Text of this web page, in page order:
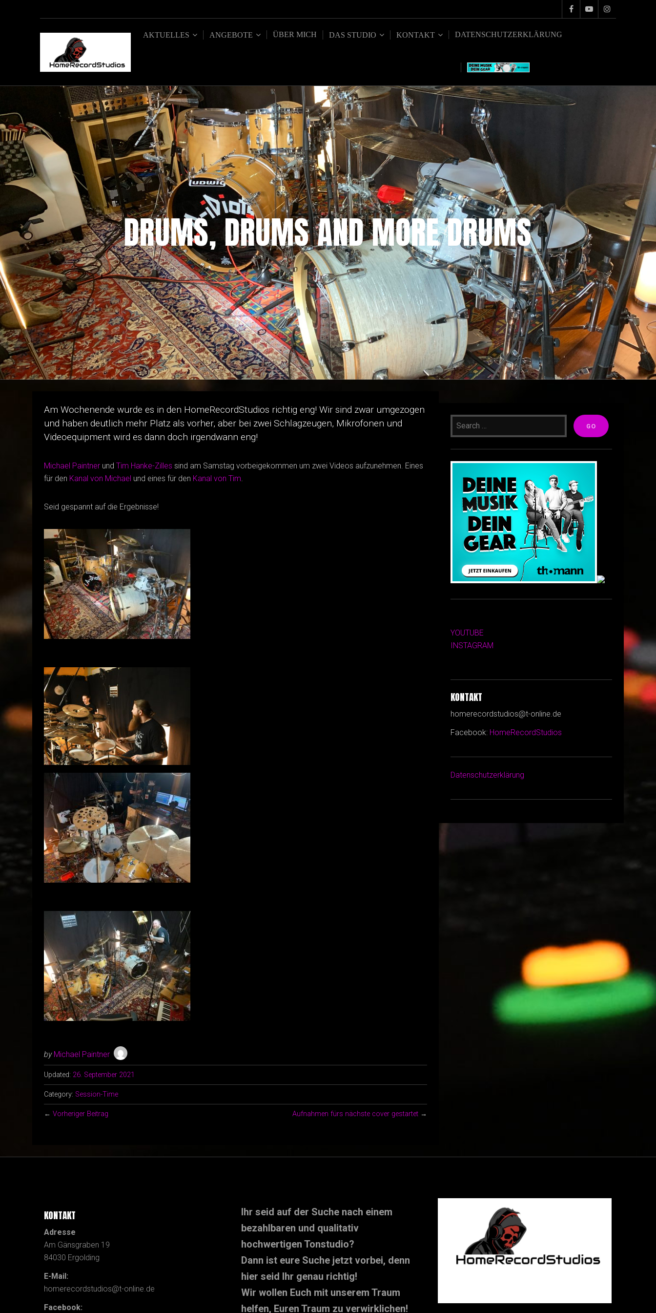
AKTUELLES ANGEBOTE ÜBER MICH DAS STUDIO KONTAKT DATENSCHUTZERKLÄRUNG
DRUMS, DRUMS AND MORE DRUMS
Am Wochenende wurde es in den HomeRecordStudios richtig eng! Wir sind zwar umgezogen
und haben deutlich mehr Platz als vorher, aber bei zwei Schlagzeugen, Mikrofonen und
Videoequipment wird es dann doch irgendwann eng!
Michael Paintner und Tim Hanke-Zilles sind am Samstag vorbeigekommen um zwei Videos aufzunehmen. Eines
für den Kanal von Michael und eines für den Kanal von Tim.
Seid gespannt auf die Ergebnisse!
by Michael Paintner
Updated: 26. September 2021
Category: Session-Time
← Vorheriger Beitrag Aufnahmen fürs nächste cover gestartet →
YOUTUBE
INSTAGRAM
KONTAKT
homerecordstudios@t-online.de
Facebook: HomeRecordStudios
Datenschutzerklärung
KONTAKT
Adresse
Am Gänsgraben 19
84030 Ergolding
E-Mail:
homerecordstudios@t-online.de
Facebook:
Ihr seid auf der Suche nach einem
bezahlbaren und qualitativ
hochwertigen Tonstudio?
Dann ist eure Suche jetzt vorbei, denn
hier seid Ihr genau richtig!
Wir wollen Euch mit unserem Traum
helfen, Euren Traum zu verwirklichen!